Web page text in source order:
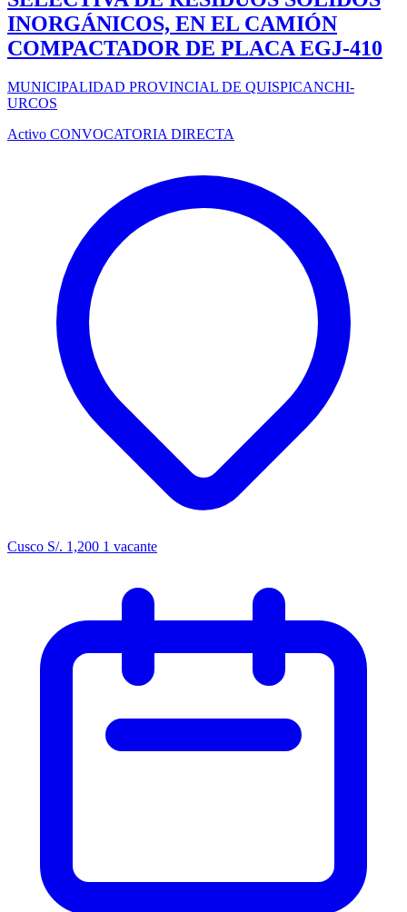
INORGÁNICOS, EN EL CAMIÓN
COMPACTADOR DE PLACA EGJ-410
MUNICIPALIDAD PROVINCIAL DE QUISPICANCHI-
URCOS
Activo CONVOCATORIA DIRECTA
Cusco S/. 1,200 1 vacante